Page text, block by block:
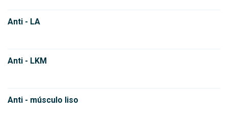
Anti - LA
Anti - LKM
Anti - músculo liso